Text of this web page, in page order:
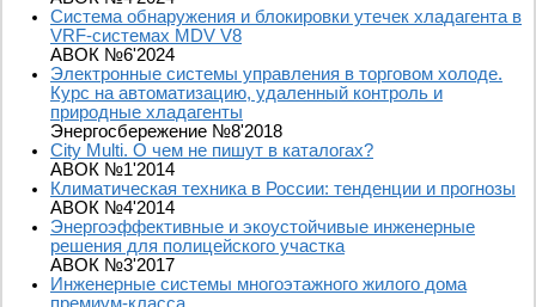
Система обнаружения и блокировки утечек хладагента в
VRF-системах MDV V8
АВОК №6'2024
Электронные системы управления в торговом холоде.
Курс на автоматизацию, удаленный контроль и
природные хладагенты
Энергосбережение №8'2018
City Multi. О чем не пишут в каталогах?
АВОК №1'2014
Климатическая техника в России: тенденции и прогнозы
АВОК №4'2014
Энергоэффективные и экоустойчивые инженерные
решения для полицейского участка
АВОК №3'2017
Инженерные системы многоэтажного жилого дома
премиум-класса